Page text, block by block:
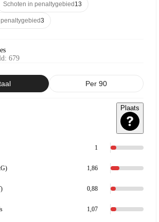
Schoten in penaltygebied 13
3
: 679
Per 90
Plaats
1
1,86
0,88
1,07